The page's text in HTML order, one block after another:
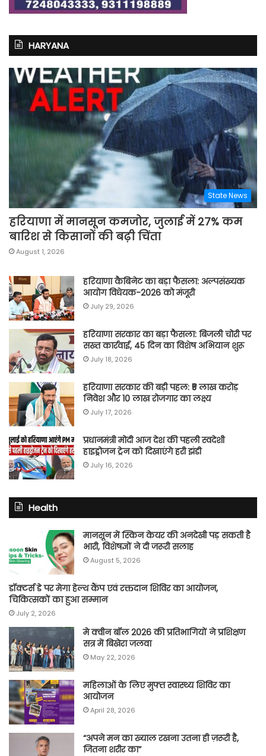
HARYANA
State News
हरियाणा में मानसून कमजोर, जुलाई में 27% कम
बारिश से किसानों की बढ़ी चिंता
August 1, 2026
हरियाणा कैबिनेट का बड़ा फैसला: अल्पसंख्यक
आयोग विधेयक-2026 को मंजूरी
July 29, 2026
हरियाणा सरकार का बड़ा फैसला: बिजली चोरी पर
सख्त कार्रवाई, 45 दिन का विशेष अभियान शुरू
July 18, 2026
हरियाणा सरकार की बड़ी पहल: ₹5 लाख करोड़
निवेश और 10 लाख रोजगार का लक्ष्य
July 17, 2026
प्रधानमंत्री मोदी आज देश की पहली स्वदेशी
हाइड्रोजन ट्रेन को दिखाएंगे हरी झंडी
July 16, 2026
Health
मानसून में स्किन केयर की अनदेखी पड़ सकती है
भारी, विशेषज्ञों ने दी जरूरी सलाह
August 5, 2026
डॉक्टर्स डे पर मेगा हेल्थ कैंप एवं रक्तदान शिविर का आयोजन,
चिकित्सकों का हुआ सम्मान
July 2, 2026
मे क्वीन बॉल 2026 की प्रतिभागियों ने प्रशिक्षण
सत्र में बिखेरा जलवा
May 22, 2026
महिलाओं के लिए मुफ्त स्वास्थ्य शिविर का
आयोजन
April 28, 2026
“अपने मन का ख्याल रखना उतना ही ज़रूरी है,
जितना शरीर का”